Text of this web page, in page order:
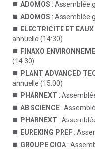
ADOMOS : Assemblée
ADOMOS : Assemblée
ELECTRICITE ET
annuelle (14:30)
FINAXO
(14:30)
PLANT ADVANCED
annuelle (15:00)
PHARNEXT :
AB SCIENCE :
PHARNEXT :
EUREKING PREF :
GROUPE CIOA :